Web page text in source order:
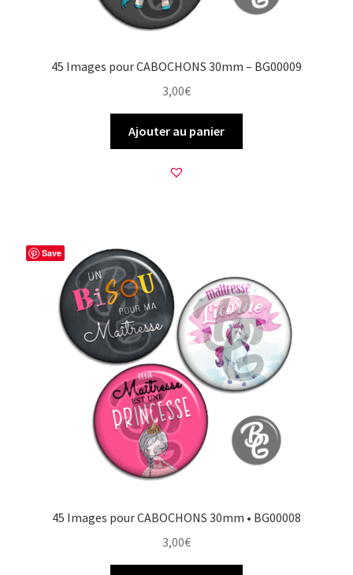
45 Images pour CABOCHONS 30mm – BG00009
3,00€
Ajouter au panier
Save
45 Images pour CABOCHONS 30mm • BG00008
3,00€